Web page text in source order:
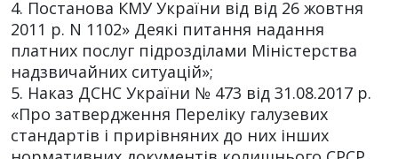
4. Постанова КМУ України від від 26 жовтня
2011 р. N 1102» Деякі питання надання
платних послуг підрозділами Міністерства
надзвичайних ситуацій»;
5. Наказ ДСНС України № 473 від 31.08.2017 р.
«Про затвердження Переліку галузевих
стандартів і прирівняних до них інших